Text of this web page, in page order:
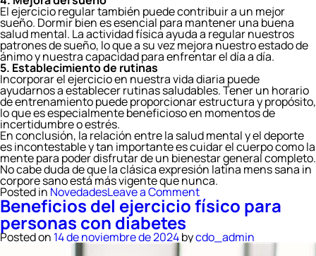
El ejercicio regular también puede contribuir a un mejor
sueño. Dormir bien es esencial para mantener una buena
salud mental. La actividad física ayuda a regular nuestros
patrones de sueño, lo que a su vez mejora nuestro estado de
ánimo y nuestra capacidad para enfrentar el día a día.
5. Establecimiento de rutinas
Incorporar el ejercicio en nuestra vida diaria puede
ayudarnos a establecer rutinas saludables. Tener un horario
de entrenamiento puede proporcionar estructura y propósito,
lo que es especialmente beneficioso en momentos de
incertidumbre o estrés.
En conclusión, la relación entre la salud mental y el deporte
es incontestable y tan importante es cuidar el cuerpo como la
mente para poder disfrutar de un bienestar general completo.
No cabe duda de que la clásica expresión latina mens sana in
corpore sanoestá más vigente que nunca.
Posted in NovedadesLeave a Commenton
El
impacto
del
deporte
Beneficios del ejercicio físico para
personas con diabetes
Posted on 14 de noviembre de 2024bycdo_admin